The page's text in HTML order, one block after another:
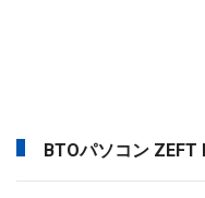
BTOパソコン ZEFT